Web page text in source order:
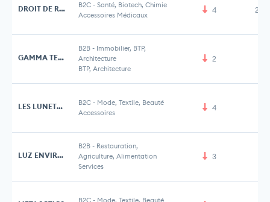
DROIT DE REGARD B2C - Santé, Biotech, Chimie
Accessoires Médicaux
4
GAMMA TECH
B2B - Immobilier, BTP,
Architecture
BTP, Architecture
2
LES LUNETTES DE LOUISETTE B2C - Mode, Textile, Beauté
Accessoires
4
LUZ ENVIRONNEMENT
B2B - Restauration,
Agriculture, Alimentation
Services
3